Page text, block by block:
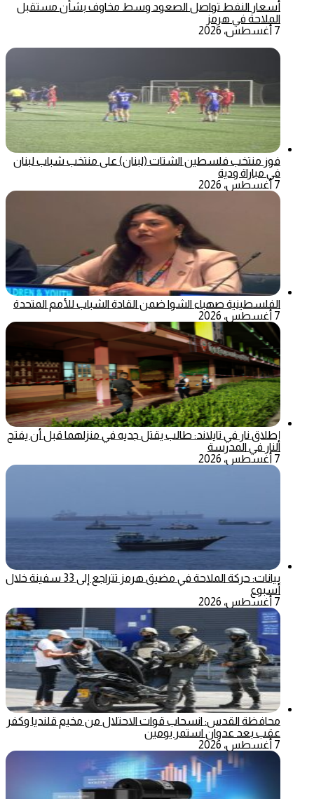
أسعار النفط تواصل الصعود وسط مخاوف بشأن مستقبل
الملاحة في هرمز
7 أغسطس، 2026
فوز منتخب فلسطين الشتات (لبنان) على منتخب شباب لبنان
في مباراة ودية
7 أغسطس، 2026
الفلسطينية صهباء الشوا ضمن القادة الشباب للأمم المتحدة
7 أغسطس، 2026
إطلاق نار في تايلاند: طالب يقتل جديه في منزلهما قبل أن يفتح
النار في المدرسة
7 أغسطس، 2026
بيانات: حركة الملاحة في مضيق هرمز تتراجع إلى 33 سفينة خلال
أسبوع
7 أغسطس، 2026
محافظة القدس: انسحاب قوات الاحتلال من مخيم قلنديا وكفر
عقب بعد عدوان استمر يومين
7 أغسطس، 2026